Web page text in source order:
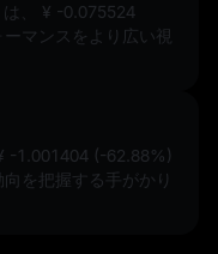
、
¥ -0.075524
マンスをより広い視
-1.001404 (-62.88%)
を把握する手がかり